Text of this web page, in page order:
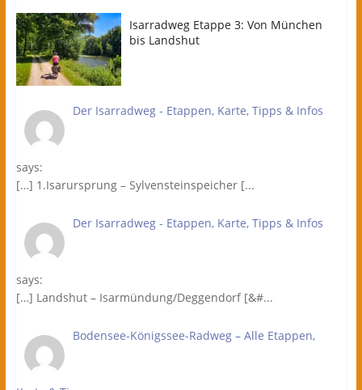
Isarradweg Etappe 3: Von München
bis Landshut
Der Isarradweg - Etappen, Karte, Tipps & Infos
says:
[…] 1.Isarursprung – Sylvensteinspeicher [...
Der Isarradweg - Etappen, Karte, Tipps & Infos
says:
[…] Landshut – Isarmündung/Deggendorf [&#...
Bodensee-Königssee-Radweg – Alle Etappen,